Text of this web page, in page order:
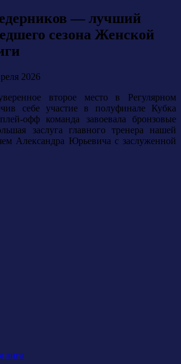
— лучший
сезона Женской
2026
второе место в Регулярном
себе участие в полуфинале Кубка
офф команда завоевала бронзовые
заслуга главного тренера нашей
Александра Юрьевича с заслуженной